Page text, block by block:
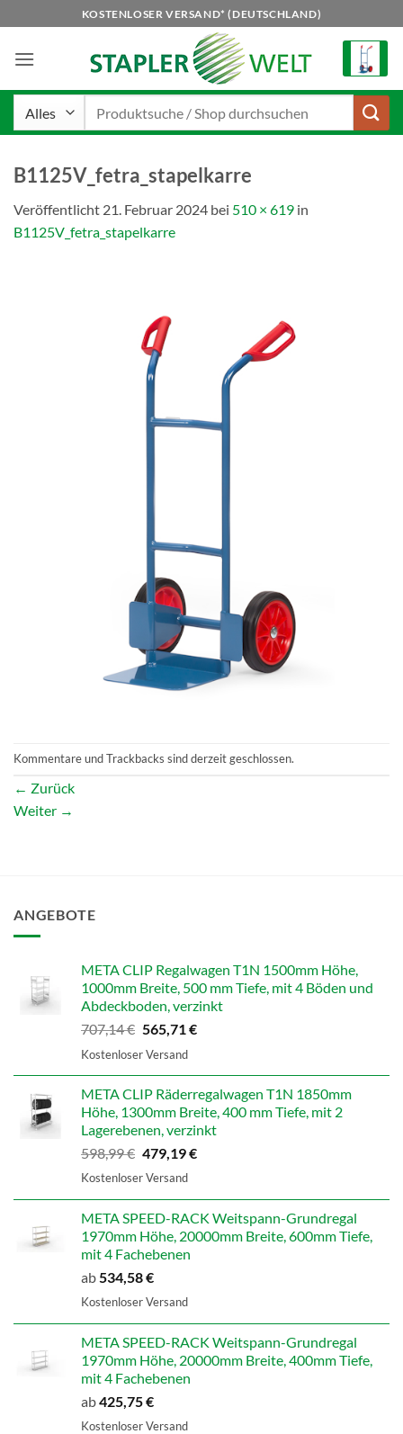
Inhalt
springen
KOSTENLOSER VERSAND* (DEUTSCHLAND)
B1125V_fetra_stapelkarre
Veröffentlicht 21. Februar 2024 bei 510 × 619 in
B1125V_fetra_stapelkarre
Kommentare und Trackbacks sind derzeit geschlossen.
← Zurück
Weiter →
ANGEBOTE
META CLIP Regalwagen T1N 1500mm Höhe,
1000mm Breite, 500 mm Tiefe, mit 4 Böden und
Abdeckboden, verzinkt
707,14€ Ursprünglicher
Preis
565,71€Aktueller
Kostenloser Versand
META CLIP Räderregalwagen T1N 1850mm
Höhe, 1300mm Breite, 400 mm Tiefe, mit 2
Lagerebenen, verzinkt
598,99€ Ursprünglicher
Preis
479,19€Aktueller
Kostenloser Versand
META SPEED-RACK Weitspann-Grundregal
1970mm Höhe, 20000mm Breite, 600mm Tiefe,
mit 4 Fachebenen
ab 534,58€
Kostenloser Versand
META SPEED-RACK Weitspann-Grundregal
1970mm Höhe, 20000mm Breite, 400mm Tiefe,
mit 4 Fachebenen
ab425,75€
Kostenloser Versand